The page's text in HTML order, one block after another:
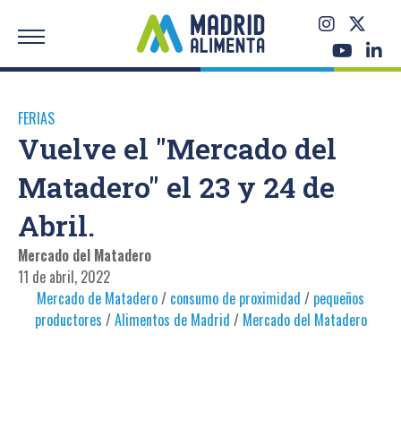
FERIAS
Vuelve el "Mercado del
Matadero" el 23 y 24 de
Abril.
Mercado del Matadero
11 de abril, 2022
Mercado de Matadero/ consumo de proximidad / pequeños
productores /Alimentos de Madrid / Mercado del Matadero